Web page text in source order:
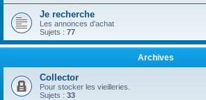
Je recherche
Les annonces d'achat
Sujets : 77
Archives
Collector
Pour stocker les vieilleries.
Sujets : 33